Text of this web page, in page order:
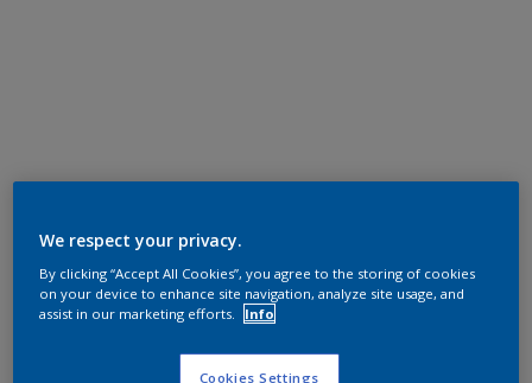
We respect your privacy.
By clicking “Accept All Cookies”, you agree to the storing of cookies
on your device to enhance site navigation, analyze site usage, and
assist in our marketing efforts.
Info
Cookies Settings